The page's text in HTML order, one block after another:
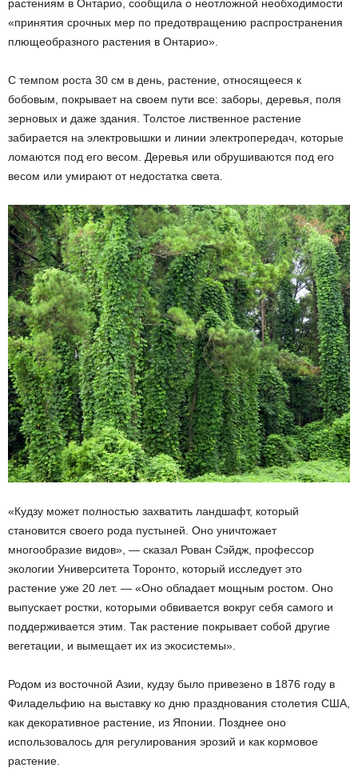
растениям в Онтарио, сообщила о неотложной необходимости
«принятия срочных мер по предотвращению распространения
плющеобразного растения в Онтарио».
С темпом роста 30 см в день, растение, относящееся к
бобовым, покрывает на своем пути все: заборы, деревья, поля
зерновых и даже здания. Толстое лиственное растение
забирается на электровышки и линии электропередач, которые
ломаются под его весом. Деревья или обрушиваются под его
весом или умирают от недостатка света.
«Кудзу может полностью захватить ландшафт, который
становится своего рода пустыней. Оно уничтожает
многообразие видов», — сказал Рован Сэйдж, профессор
экологии Университета Торонто, который исследует это
растение уже 20 лет. — «Оно обладает мощным ростом. Оно
выпускает ростки, которыми обвивается вокруг себя самого и
поддерживается этим. Так растение покрывает собой другие
вегетации, и вымещает их из экосистемы».
Родом из восточной Азии, кудзу было привезено в 1876 году в
Филадельфию на выставку ко дню празднования столетия США,
как декоративное растение, из Японии. Позднее оно
использовалось для регулирования эрозий и как кормовое
растение.